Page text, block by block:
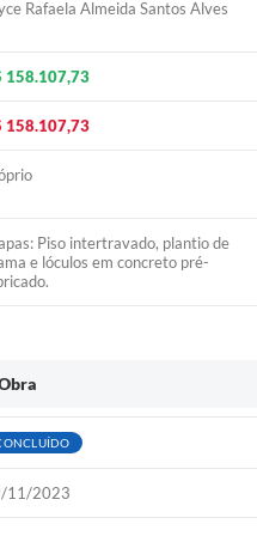
Rafaela Almeida Santos Alves
158.107,73
158.107,73
Piso intertravado, plantio de
e lóculos em concreto pré-
11/2023